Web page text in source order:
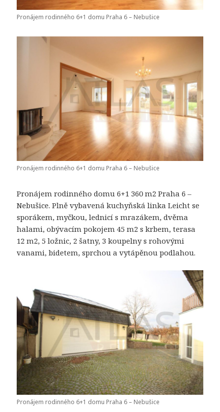
Pronájem rodinného 6+1 domu Praha 6 – Nebušice
Pronájem rodinného 6+1 domu Praha 6 – Nebušice
Pronájem rodinného domu 6+1 360 m2 Praha 6 –
Nebušice. Plně vybavená kuchyňská linka Leicht se
sporákem, myčkou, lednicí s mrazákem, dvěma
halami, obývacím pokojem 45 m2 s krbem, terasa
12 m2, 5 ložnic, 2 šatny, 3 koupelny s rohovými
vanami, bidetem, sprchou a vytápěnou podlahou.
Pronájem rodinného 6+1 domu Praha 6 – Nebušice